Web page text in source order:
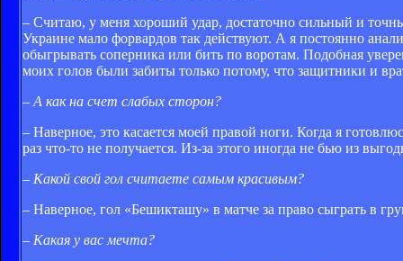
– Считаю, у меня хороший удар, достаточно сильный и
Украине мало форвардов так действуют. А я постоянно
обыгрывать соперника или бить по воротам. Подобная
моих голов были забиты только потому, что защитники и
– А как на счет слабых сторон?
– Наверное, это касается моей правой ноги. Когда я
раз что-то не получается. Из-за этого иногда не бью из
– Какой свой гол считаете самым красивым?
– Наверное, гол «Бешикташу» в матче за право сыграть в
– Какая у вас мечта?